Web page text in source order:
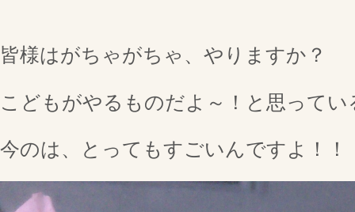
皆様はがちゃがちゃ、やりますか？
こどもがやるものだよ～！と思って
今のは、とってもすごいんですよ！！